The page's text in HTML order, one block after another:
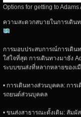
Options for getting to
ความสะดวกสบายในการเดิน
การมอบประสบการณ์การเดิน
ใส่ใจที่สุด การเดินทางมายัง
ระบบขนส่งที่หลากหลายของเ
• การเดินทางส่วนบุคคล: การ
รถยนต์ส่วนบุคคล
• ขนส่งสาธารณะดั้งเดิม: สัม